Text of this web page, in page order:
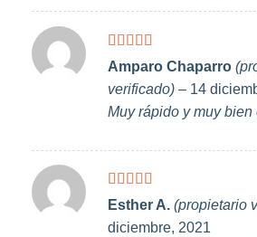
Valorado
con5de 5
Amparo Chaparro
verificado) – 14
Muy rápido y muy bien
Valorado
con5de 5
Esther A. (propietario
diciembre, 2021